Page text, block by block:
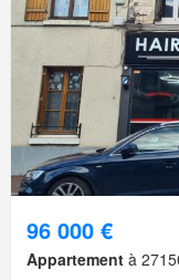
96 000 €
Appartement à